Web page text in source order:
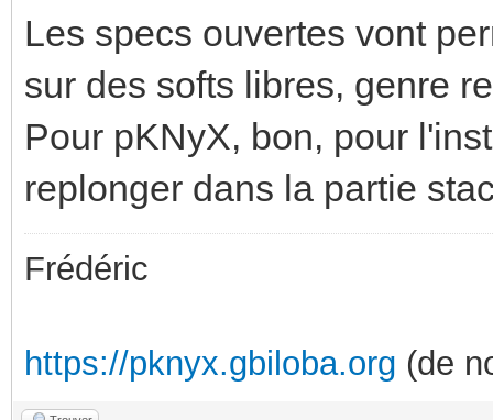
Les specs ouvertes vont
sur des softs libres, genre
Pour pKNyX, bon, pour
replonger dans la partie
Frédéric
https://pknyx.gbiloba.org (de